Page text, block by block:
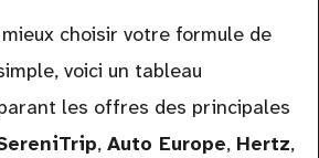
choisir votre formule de
voici un tableau
les offres des principales
, Auto Europe, Hertz,